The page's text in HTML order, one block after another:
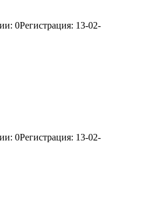
0Регистрация: 13-02-
0Регистрация: 13-02-